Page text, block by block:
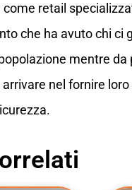
retail
che ha avuto chi
mentre da
nel fornire